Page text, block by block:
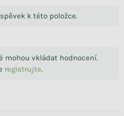
k této položce.
mohou vkládat hodnocení.
registrujte.